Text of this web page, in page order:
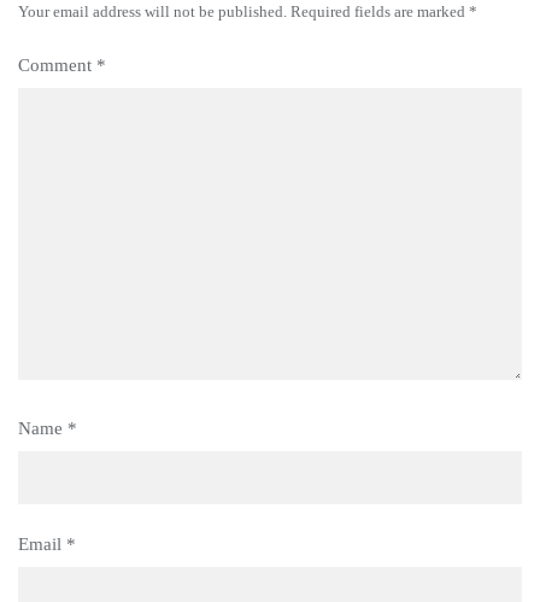
Your email address will not be published. Required fields are marked *
Comment *
Name *
Email *